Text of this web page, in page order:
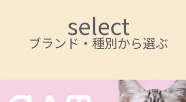
select
ブランド・種別から選ぶ